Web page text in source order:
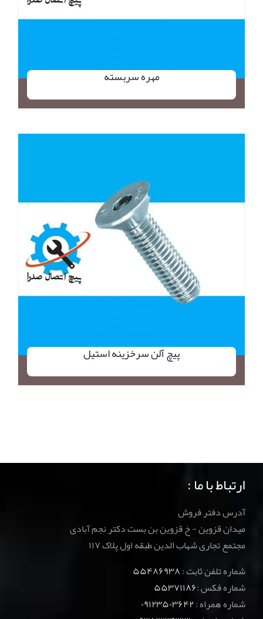
مهره سربسته
پیچ آلن سرخزینه استیل
ارتباط با ما :
آدرس دفتر فروش
میدان قزوین - خ قزوین بن بست دکتر نجم آبادی
مجتمع تجاری شهاب الدین طبقه اول پلاک ۱۱۷
شماره تلفن ثابت :۵۵۴۸۶۹۳۸
شماره فکس :۵۵۳۷۱۱۸۶
شماره همراه :۰۹۱۲۳۵۰۳۶۴۲